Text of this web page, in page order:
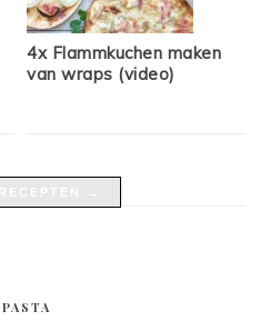
4x Flammkuchen maken
van wraps (video)